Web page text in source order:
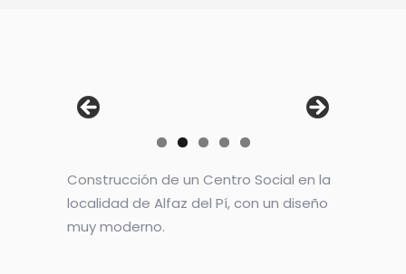
Construcción de un Centro Social en la
localidad de Alfaz del Pí, con un diseño
muy moderno.